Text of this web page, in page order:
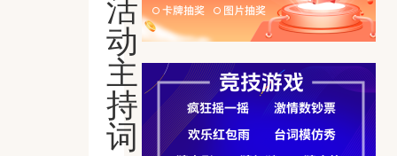
活
动
主
持
词